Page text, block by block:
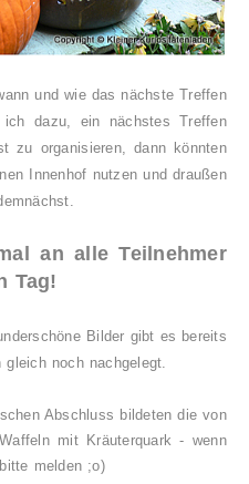
und wie das nächste Treffen
ich dazu, ein nächstes Treffen
zu organisieren, dann könnten
Innenhof nutzen und draußen
an alle Teilnehmer
Tag!
Bilder gibt es bereits
gleich noch nachgelegt.
Abschluss bildeten die von
mit Kräuterquark - wenn
melden ;o)